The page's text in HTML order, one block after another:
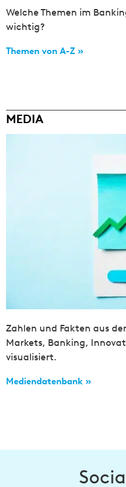
Welche Themen im
wichtig?
Themen von A-Z »
MEDIA
Zahlen und Fakten aus
Markets, Banking,
visualisiert.
Mediendatenbank »